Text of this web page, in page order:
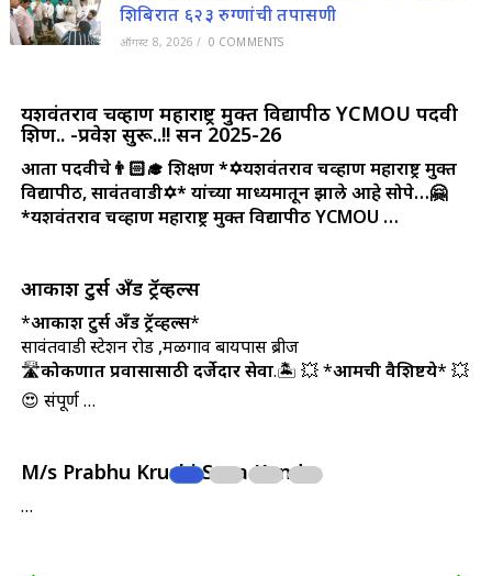
शिबिरात ६२३ रुग्णांची तपासणी
ऑगस्ट 8, 2026 / 0 COMMENTS
यशवंतराव चव्हाण महाराष्ट्र मुक्त विद्यापीठ YCMOU पदवी
शिक्षण.. -प्रवेश सुरू..!! सन 2025-26
आता पदवीचे👨🏻‍🎓 शिक्षण *✡️यशवंतराव चव्हाण महाराष्ट्र मुक्त
विद्यापीठ, सावंतवाडी✡️* यांच्या माध्यमातून झाले आहे सोपे…🤗
*यशवंतराव चव्हाण महाराष्ट्र मुक्त विद्यापीठ YCMOU …
आकाश टुर्स अँड ट्रॅव्हल्स
*आकाश टुर्स अँड ट्रॅव्हल्स*
सावंतवाडी स्टेशन रोड ,मळगाव बायपास ब्रीज
🛣️कोकणात प्रवासासाठी दर्जेदार सेवा.🏝️ 💥 *आमची वैशिष्टये* 💥
😍 संपूर्ण …
M/s Prabhu Krushi Seva Kendra
…